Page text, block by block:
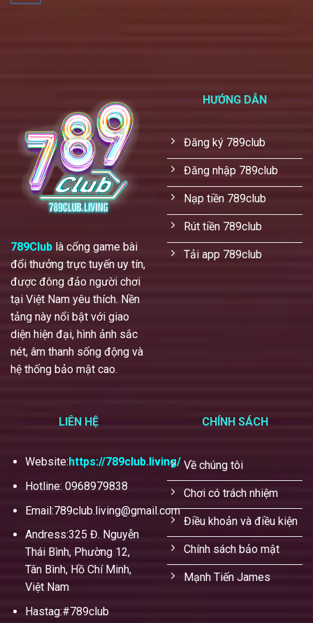
789Club là cổng game bài
đổi thưởng trực tuyến uy tín,
được đông đảo người chơi
tại Việt Nam yêu thích. Nền
tảng này nổi bật với giao
diện hiện đại, hình ảnh sắc
nét, âm thanh sống động và
hệ thống bảo mật cao.
HƯỚNG DẪN
Đăng ký 789club
Đăng nhập 789club
Nạp tiền 789club
Rút tiền 789club
Tải app 789club
LIÊN HỆ
Website: https://789club.living/
Hotline: 0968979838
Email:789club.living@gmail.com
Andress:325 Đ. Nguyễn
Thái Bình, Phường 12,
Tân Bình, Hồ Chí Minh,
Việt Nam
Hastag:#789club
CHÍNH SÁCH
Về chúng tôi
Chơi có trách nhiệm
Điều khoản và điều kiện
Chính sách bảo mật
Mạnh Tiến James